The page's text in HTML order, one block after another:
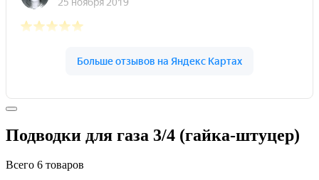
Подводки для газа 3/4 (гайка-штуцер)
Всего 6 товаров